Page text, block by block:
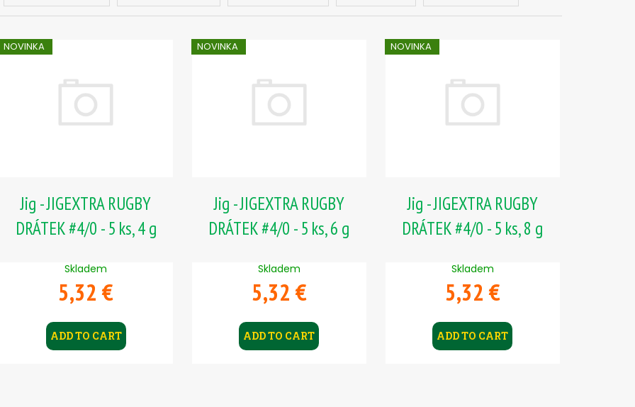
NOVINKA
Jig - JIGEXTRA RUGBY
DRÁTEK #4/0 - 5 ks, 4 g
Skladem
5,32 €
ADD TO CART
NOVINKA
Jig - JIGEXTRA RUGBY
DRÁTEK #4/0 - 5 ks, 6 g
Skladem
5,32 €
ADD TO CART
NOVINKA
Jig - JIGEXTRA RUGBY
DRÁTEK #4/0 - 5 ks, 8 g
Skladem
5,32 €
ADD TO CART